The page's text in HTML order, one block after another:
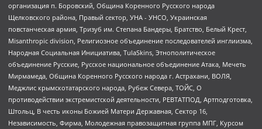
организация п. Боровский, Община Коренного Русского народа
Щелковского района, Правый сектор, УНА - УНСО, Украинская
повстанческая армия, Тризуб им. Степана Бандеры, Братство, Белый Крест,
Misanthropic division, Религиозное объединение последователей инглиизма,
Народная Социальная Инициатива, TulaSkins, Этнополитическое
объединение Русские, Русское национальное объединение Атака, Мечеть
Мирмамеда, Община Коренного Русского народа г. Астрахани, ВОЛЯ,
Меджлис крымскотатарского народа, Рубеж Севера, ТОЙС, О
противодействии экстремистской деятельности, РЕВТАТПОД, Артподготовка,
Штольц, В честь иконы Божией Матери Державная, Сектор 16,
Независимость, Фирма, Молодежная правозащитная группа МПГ, Курсом